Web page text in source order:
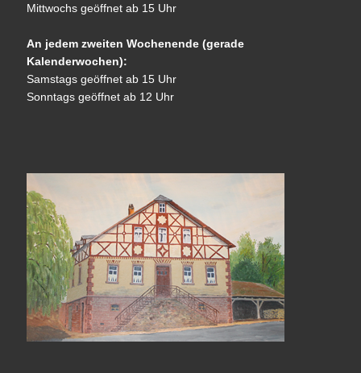
Mittwochs geöffnet ab 15 Uhr
An jedem zweiten Wochenende (gerade
Kalenderwochen):
Samstags geöffnet ab 15 Uhr
Sonntags geöffnet ab 12 Uhr